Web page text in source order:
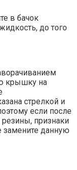
в бачок
до того
крышку на
стрелкой и
если после
резины, признаки
замените данную